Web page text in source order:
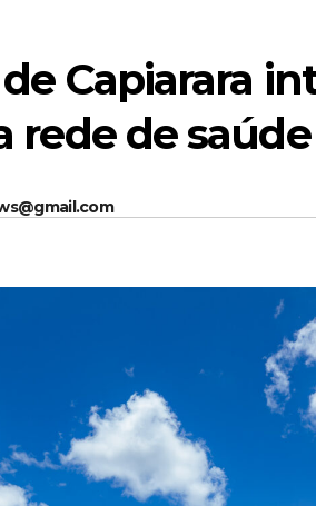
Capiarara
rede de saúde